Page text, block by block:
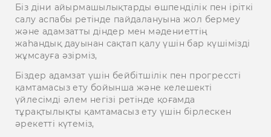
Біз діни айырмашылықтарды өшпенділік пен іріткі
салу аспабы ретінде пайдалануына жол бермеу
және адамзатты діндер мен мәдениеттің
жаһандық дауынан сақтап қалу үшін бар күшімізді
жұмсауға әзірміз,
Біздер адамзат үшін бейбітшілік пен прогрессті
қамтамасыз ету бойынша және келешекті
үйлесімді әлем негізі ретінде қоғамда
тұрақтылықты қамтамасыз ету үшін бірлескен
әрекетті күтеміз,